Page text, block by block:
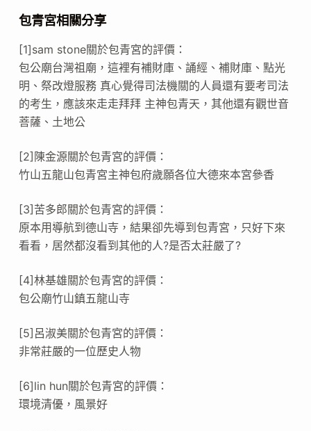
包青宮相關分享
[1]sam stone關於包青宮的評價：
包公廟台灣祖廟，這裡有補財庫、誦經、補財庫、點光
明、祭改燈服務 真心覺得司法機關的人員還有要考司法
的考生，應該來走走拜拜 主神包青天，其他還有觀世音
菩薩、土地公
[2]陳金源關於包青宮的評價：
竹山五龍山包青宮主神包府歲願各位大德來本宮參香
[3]苦多郎關於包青宮的評價：
原本用導航到德山寺，結果卻先導到包青宮，只好下來
看看，居然都沒看到其他的人?是否太莊嚴了?
[4]林基雄關於包青宮的評價：
包公廟竹山鎮五龍山寺
[5]呂淑美關於包青宮的評價：
非常莊嚴的一位歷史人物
[6]lin hun關於包青宮的評價：
環境清優，風景好